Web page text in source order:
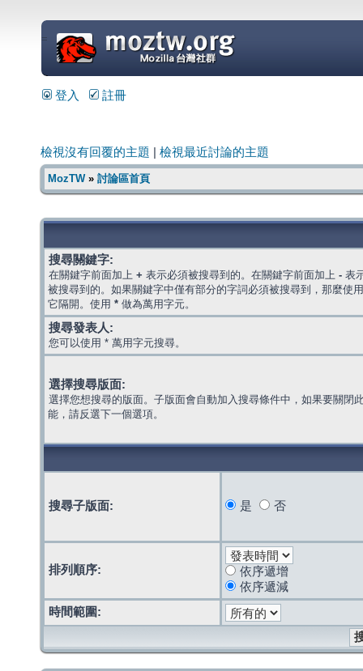
=
登入 註冊
檢視沒有回覆的主題 檢視最近討論的主題
MozTW» 討論區首頁
搜尋關鍵字:
在關鍵字前面加上 + 表示必須被搜尋到的。在關鍵字前面加上 - 表
被搜尋到的。如果關鍵字中僅有部分的字詞必須被搜尋到，那麼使
它隔開。使用 * 做為萬用字元。
搜尋發表人:
您可以使用 * 萬用字元搜尋。
選擇搜尋版面:
選擇您想搜尋的版面。子版面會自動加入搜尋條件中，如果要關閉
能，請反選下一個選項。
搜尋子版面: 是 否
排列順序:
依序遞增
依序遞減
時間範圍: